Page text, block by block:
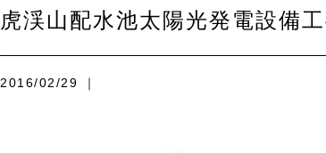
虎渓山配水池太陽光発電設備
2016/02/29 ｜